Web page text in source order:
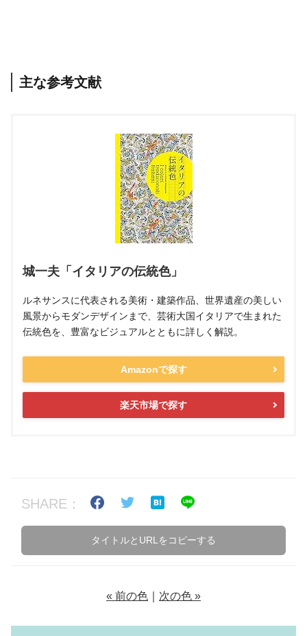
主な参考文献
城一夫「イタリアの伝統色」
ルネサンスに代表される美術・建築作品、世界遺産の美しい
風景からモダンデザインまで、芸術大国イタリアで生まれた
伝統色を、豊富なビジュアルとともに詳しく解説。
Amazonで探す
楽天市場で探す
SHARE：
タイトルとURLをコピーする
« 前の色 次の色 »